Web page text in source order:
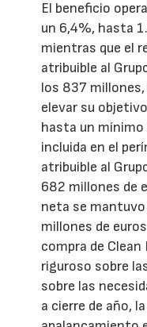
El beneficio
un 6,4%, hasta
mientras que el
atribuible al
los 837 millones,
elevar su
hasta un mínimo
incluida en el
atribuible al
682 millones de
neta se
millones de
compra de
riguroso sobre
sobre las
a cierre de año,